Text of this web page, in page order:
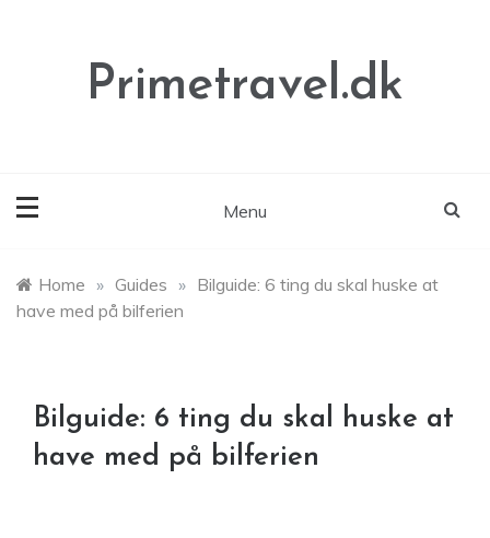
Primetravel.dk
Menu
Home » Guides » Bilguide: 6 ting du skal huske at
have med på bilferien
Bilguide: 6 ting du skal huske at
have med på bilferien